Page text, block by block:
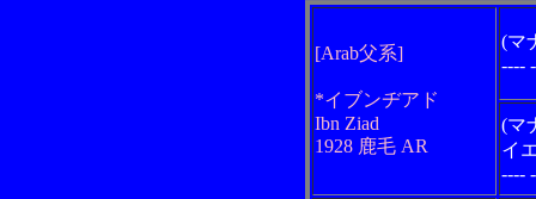
[Arab父系]
*イブンヂアド
Ibn Ziad
1928 鹿毛 AR
(マ
----
(マ
イ
----